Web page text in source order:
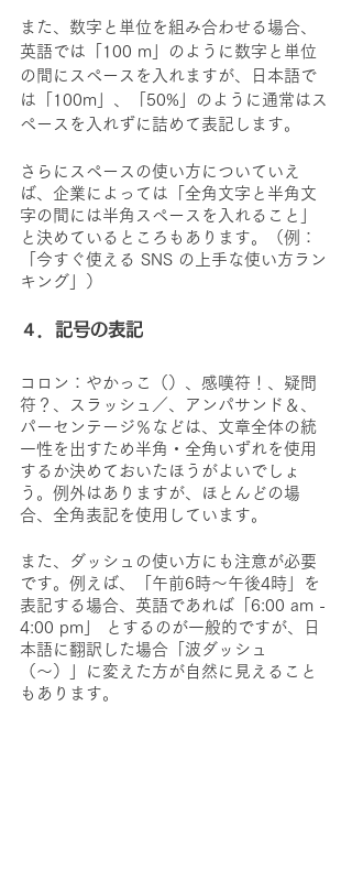
また、数字と単位を組み合わせる場合、
英語では「100 m」のように数字と単位
の間にスペースを入れますが、日本語で
は「100m」、「50%」のように通常はス
ペースを入れずに詰めて表記します。
さらにスペースの使い方についていえ
ば、企業によっては「全角文字と半角文
字の間には半角スペースを入れること」
と決めているところもあります。（例：
「今すぐ使える SNS の上手な使い方ラン
キング」）
４．記号の表記
コロン：やかっこ（）、感嘆符！、疑問
符？、スラッシュ／、アンパサンド＆、
パーセンテージ％などは、文章全体の統
一性を出すため半角・全角いずれを使用
するか決めておいたほうがよいでしょ
う。例外はありますが、ほとんどの場
合、全角表記を使用しています。
また、ダッシュの使い方にも注意が必要
です。例えば、「午前6時～午後4時」を
表記する場合、英語であれば「6:00 am -
4:00 pm」 とするのが一般的ですが、日
本語に翻訳した場合「波ダッシュ
（～）」に変えた方が自然に見えること
もあります。